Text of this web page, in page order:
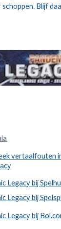
schoppen. Blijf
vertaalfouten
Legacy bij
Legacy bij
Legacy bij